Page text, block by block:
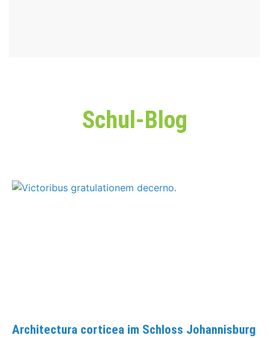
Schul-Blog
Architectura corticea im Schloss Johannisburg